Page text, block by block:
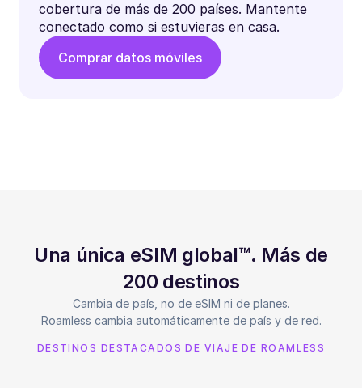
cobertura de más de 200 países. Mantente
conectado como si estuvieras en casa.
Comprar datos móviles
Una única eSIM global™. Más de
200 destinos
Cambia de país, no de eSIM ni de planes.
Roamless cambia automáticamente de país y de red.
DESTINOS DESTACADOS DE VIAJE DE ROAMLESS